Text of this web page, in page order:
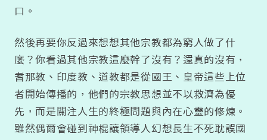
口。
然後再要你反過來想想其他宗教都為窮人做了什
麼？你看過其他宗教這麼幹了沒有？還真的沒有，
耆那教、印度教、道教都是從國王、皇帝這些上位
者開始傳播的，他們的宗教思想並不以救濟為優
先，而是關注人生的終極問題與內在心靈的修煉。
雖然偶爾會碰到神棍讓領導人幻想長生不死耽誤國